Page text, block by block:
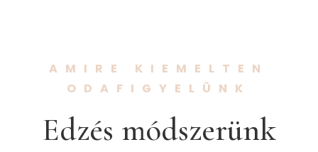
AMIRE KIEMELTEN
ODAFIGYELÜNK
Edzés módszerünk